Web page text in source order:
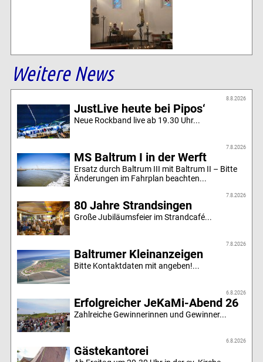
Weitere News
8.8.2026
JustLive heute bei Pipos‘
Neue Rockband live ab 19.30 Uhr...
7.8.2026
MS Baltrum I in der Werft
Ersatz durch Baltrum III mit Baltrum II – Bitte
Änderungen im Fahrplan beachten...
7.8.2026
80 Jahre Strandsingen
Große Jubiläumsfeier im Strandcafé...
7.8.2026
Baltrumer Kleinanzeigen
Bitte Kontaktdaten mit angeben!...
6.8.2026
Erfolgreicher JeKaMi-Abend 26
Zahlreiche Gewinnerinnen und Gewinner...
6.8.2026
Gästekantorei